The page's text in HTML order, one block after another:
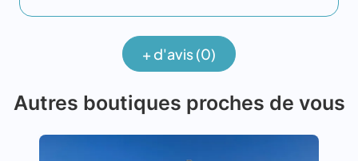
+ d'avis (0)
Autres boutiques proches de vous